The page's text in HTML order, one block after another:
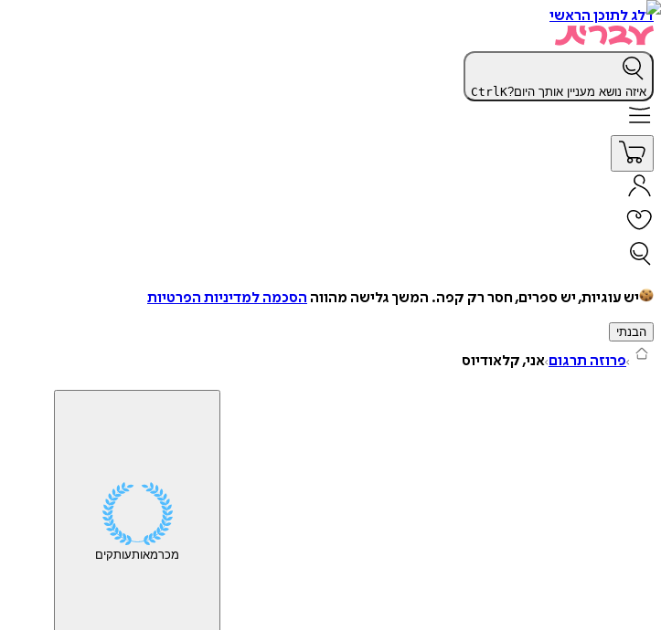
דלג לתוכן הראשי
איזה נושא מעניין אותך היום? CtrlK
יש עוגיות, יש ספרים, חסר רק קפה. המשך גלישה מהווה הסכמה למדיניות הפרטיות
הבנתי
פרוזה תרגום אני, קלאודיוס
מכרמאותעותקים